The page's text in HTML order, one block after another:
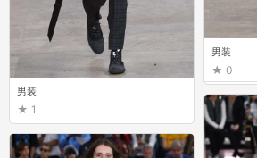
男装
1
男装
0